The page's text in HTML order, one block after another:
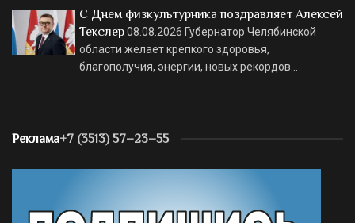
С Днем физкультурника поздравляет Алексей
Текслер08.08.2026 Губернатор Челябинской
области желает крепкого здоровья,
благополучия, энергии, новых рекордов…
Реклама+7 (3513) 57–23–55